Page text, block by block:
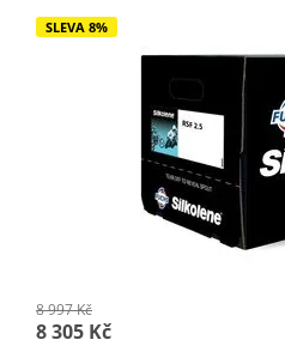
SLEVA 8%
8 997 Kč
8 305 Kč